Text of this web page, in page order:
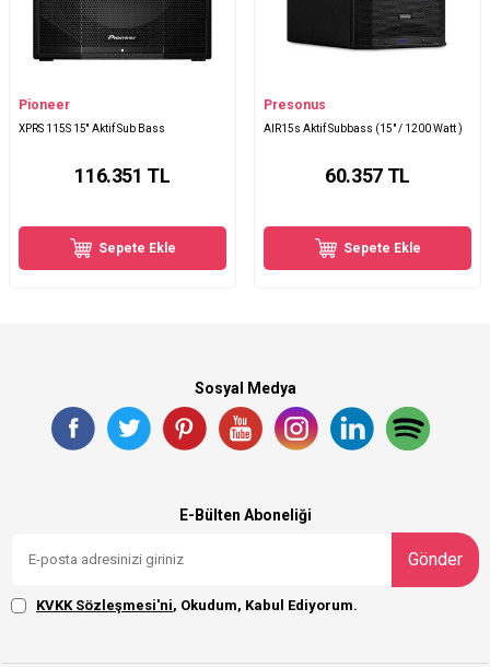
Pioneer
XPRS 115S 15'' Aktif Sub Bass
116.351 TL
Sepete Ekle
Presonus
AIR15s Aktif Subbass (15" / 1200 Watt )
60.357TL
Sepete Ekle
Sosyal Medya
E-Bülten Aboneliği
Gönder
KVKK Sözleşmesi'ni, Okudum, Kabul Ediyorum.